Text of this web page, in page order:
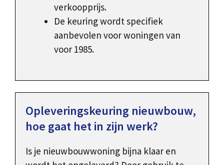
verkoopprijs.
De keuring wordt specifiek
aanbevolen voor woningen van
voor 1985.
Opleveringskeuring nieuwbouw,
hoe gaat het in zijn werk?
Is je nieuwbouwwoning bijna klaar en